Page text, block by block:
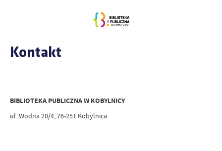
Kontakt
BIBLIOTEKA PUBLICZNA W KOBYLNICY
ul. Wodna 20/4, 76-251 Kobylnica